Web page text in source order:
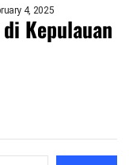
4, 2025
Kepulauan